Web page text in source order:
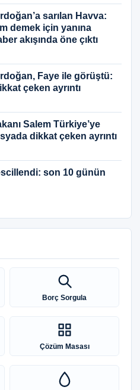
sarılan Havva:
demek için yanına
akışında öne çıktı
Faye ile görüştü:
çeken ayrıntı
Salem Türkiye’ye
dikkat çeken ayrıntı
son 10 günün
Borç Sorgula
Çözüm Masası